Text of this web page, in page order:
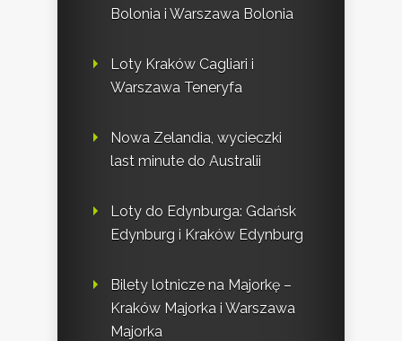
Bolonia i Warszawa Bolonia
Loty Kraków Cagliari i
Warszawa Teneryfa
Nowa Zelandia, wycieczki
last minute do Australii
Loty do Edynburga: Gdańsk
Edynburg i Kraków Edynburg
Bilety lotnicze na Majorkę –
Kraków Majorka i Warszawa
Majorka